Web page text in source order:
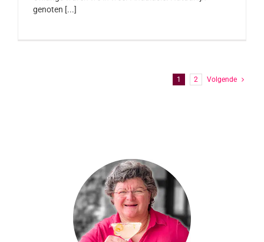
genoten [...]
1 2 Volgende